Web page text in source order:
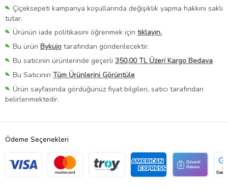
Çiçeksepeti kampanya koşullarında değişiklik yapma hakkını saklı
tutar.
Ürünün iade politikasını öğrenmek için tıklayın.
Bu ürün Bykujo tarafından gönderilecektir.
Bu satıcının ürünlerinde geçerli 350,00 TL Üzeri Kargo Bedava
Bu Satıcının Tüm Ürünlerini Görüntüle
Ürün sayfasında gördüğünüz fiyat bilgileri, satıcı tarafından
belirlenmektedir.
Ödeme Seçenekleri